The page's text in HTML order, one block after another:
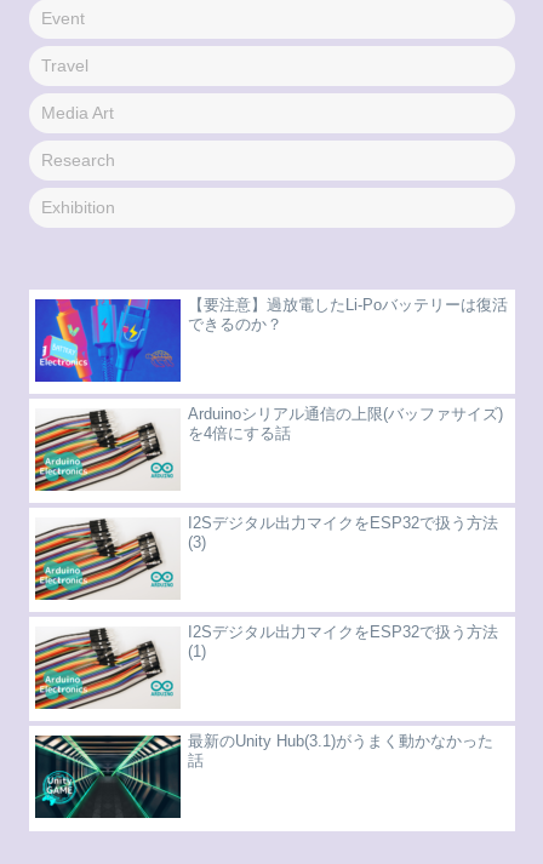
Event
Travel
Media Art
Research
Exhibition
【要注意】過放電したLi-Poバッテリーは復活
できるのか？
Arduinoシリアル通信の上限(バッファサイズ)
を4倍にする話
I2Sデジタル出力マイクをESP32で扱う方法
(3)
I2Sデジタル出力マイクをESP32で扱う方法
(1)
最新のUnity Hub(3.1)がうまく動かなかった
話